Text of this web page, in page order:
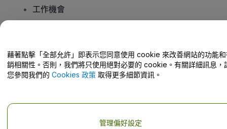
工作機會
幫助中心 / 聯絡我們
藉著點擊「全部允許」即表示您同意使用 cookie 來改善網站的功能
銷相關性。否則，我們將只使用絕對必要的 cookie。有關詳細訊息，
您參閱我們的 Cookies 政策 取得更多細節資訊。
管理偏好設定